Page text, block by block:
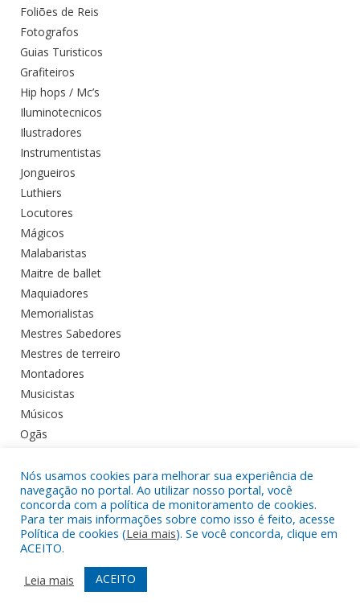
Foliões de Reis
Fotografos
Guias Turisticos
Grafiteiros
Hip hops / Mc’s
Iluminotecnicos
Ilustradores
Instrumentistas
Jongueiros
Luthiers
Locutores
Mágicos
Malabaristas
Maitre de ballet
Maquiadores
Memorialistas
Mestres Sabedores
Mestres de terreiro
Montadores
Musicistas
Músicos
Ogãs
Palhaços
Pernaltas
Poetas
Preparador Corporal
Preparador da voz
Produtores Culturais
Quilombolas
Nós usamos cookies para melhorar sua experiência de
navegação no portal. Ao utilizar nosso portal, você
concorda com a política de monitoramento de cookies.
Para ter mais informações sobre como isso é feito, acesse
Política de cookies (Leia mais). Se você concorda, clique em
ACEITO.
Leia mais
ACEITO